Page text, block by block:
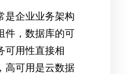
是企业业务架构
件，数据库的可
可用性直接相
高可用是云数据